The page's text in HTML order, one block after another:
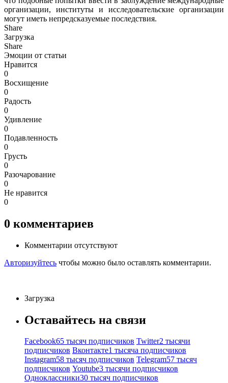
организации, институты и исследовательские организации
могут иметь непредсказуемые последствия.
Share
Загрузка
Share
Эмоции от статьи
Нравится
0
Восхищение
0
Радость
0
Удивление
0
Подавленность
0
Грусть
0
Разочарование
0
Не нравится
0
0 комментариев
Комментарии отсутствуют
Авторизуйтесь чтобы можно было оставлять комментарии.
Загрузка
Оставайтесь на связи
Facebook65 тысяч подписчиков Twitter2 тысячи
подписчиков Вконтакте1 тысяча подписчиков
Instagram58 тысяч подписчиков Telegram57 тысяч
подписчиков Youtube3 тысячи подписчиков
Одноклассники30 тысяч подписчиков